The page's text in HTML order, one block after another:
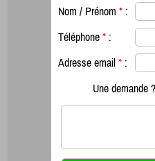
Nom / Prénom * :
Téléphone * :
Adresse email * :
Une demande